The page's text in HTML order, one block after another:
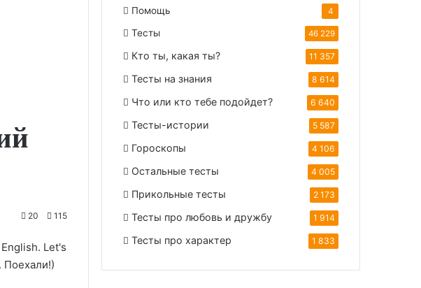
20 115
Let's
Поехали!)
Помощь 4
Тесты 46 229
Кто ты, какая ты? 11 357
Тесты на знания 8 614
Что или кто тебе подойдет? 6 640
Тесты-истории 5 587
Гороскопы 4 106
Остальные тесты 4 005
Прикольные тесты 2 173
Тесты про любовь и дружбу 1 914
Тесты про характер 1 833